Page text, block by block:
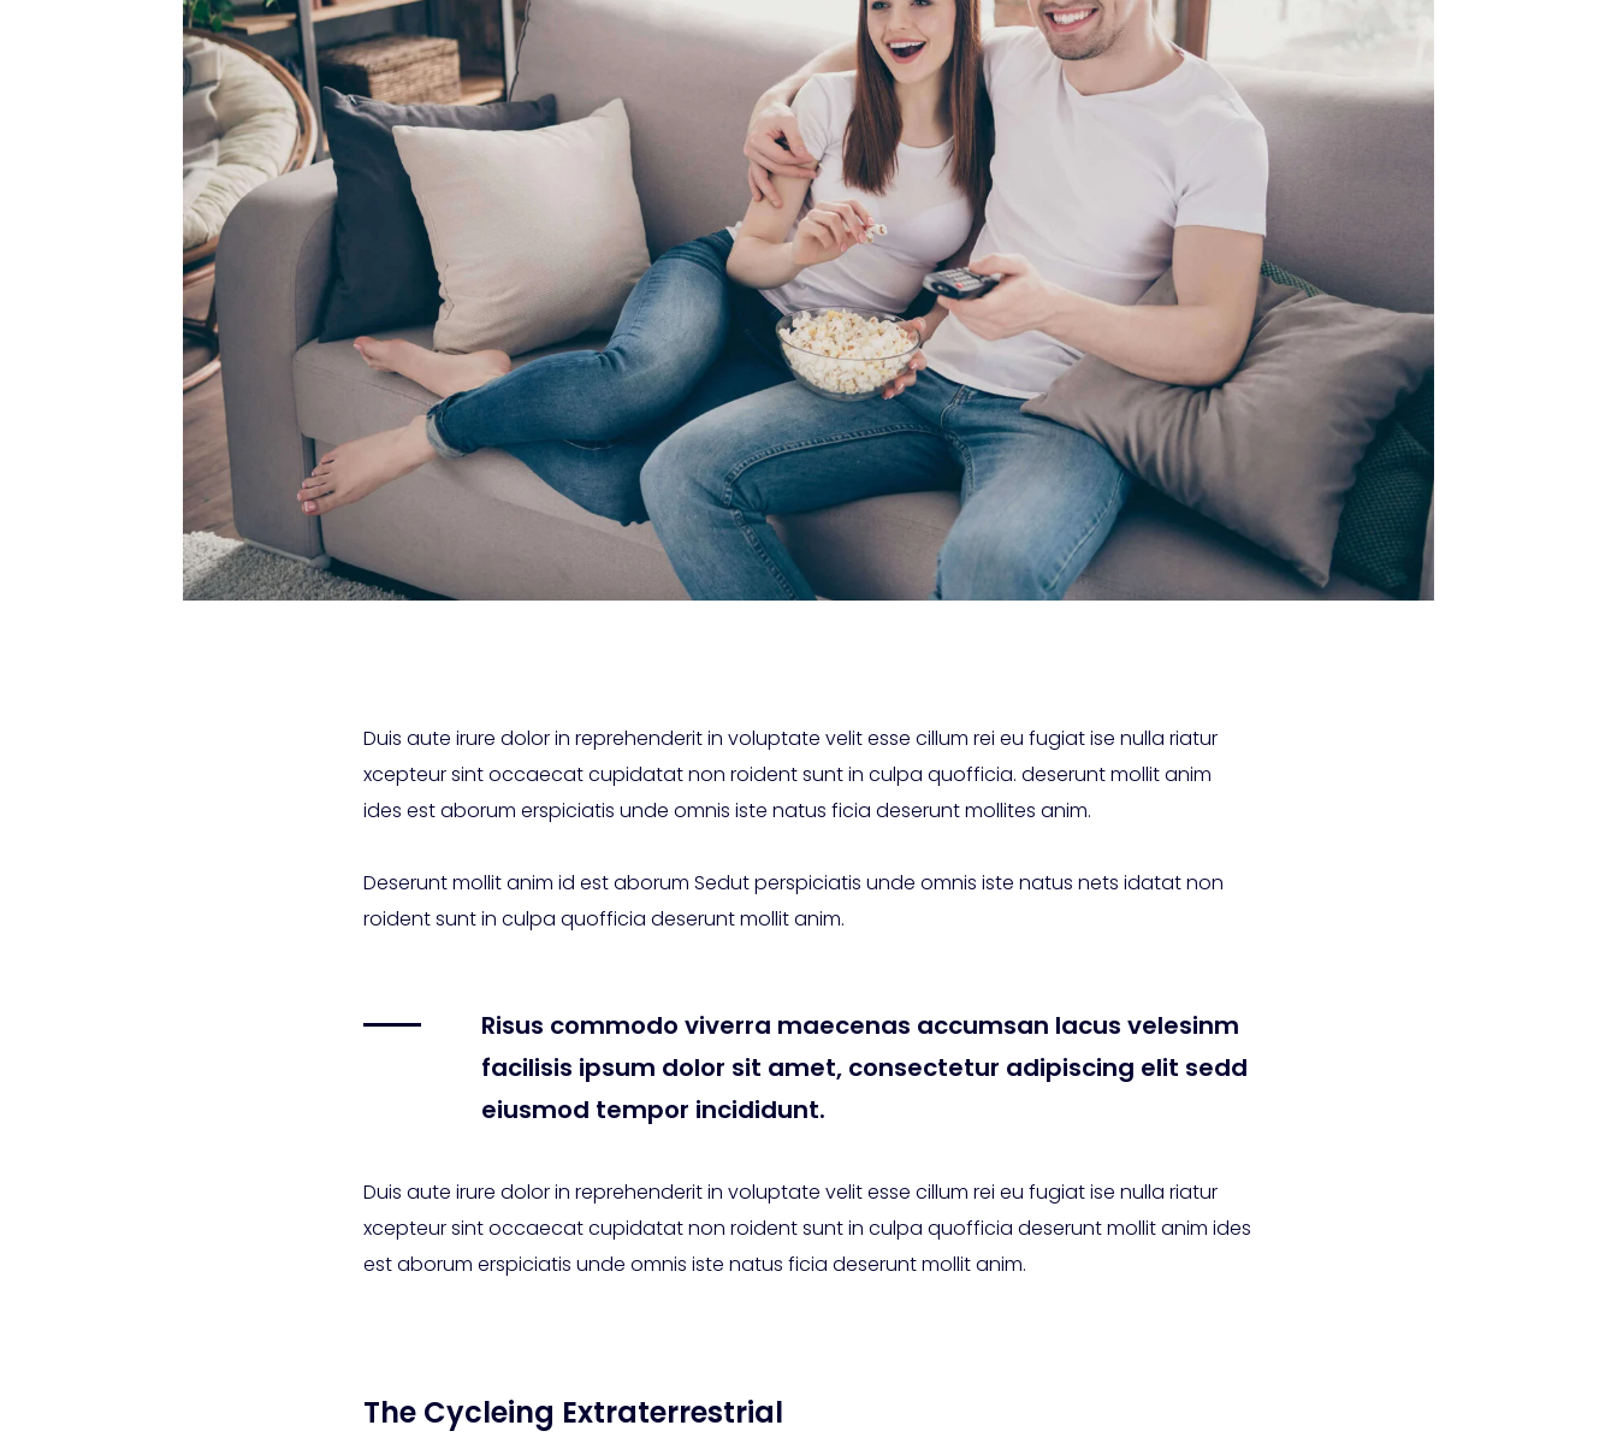
Duis aute irure dolor in reprehenderit in voluptate velit esse cillum rei eu fugiat ise nulla riatur
xcepteur sint occaecat cupidatat non roident sunt in culpa quofficia. deserunt mollit anim
ides est aborum erspiciatis unde omnis iste natus ficia deserunt mollites anim.
Deserunt mollit anim id est aborum Sedut perspiciatis unde omnis iste natus nets idatat non
roident sunt in culpa quofficia deserunt mollit anim.
Risus commodo viverra maecenas accumsan lacus velesinm
facilisis ipsum dolor sit amet, consectetur adipiscing elit sedd
eiusmod tempor incididunt.
Duis aute irure dolor in reprehenderit in voluptate velit esse cillum rei eu fugiat ise nulla riatur
xcepteur sint occaecat cupidatat non roident sunt in culpa quofficia deserunt mollit anim ides
est aborum erspiciatis unde omnis iste natus ficia deserunt mollit anim.
The Cycleing Extraterrestrial